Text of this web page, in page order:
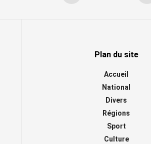
Plan du site
Accueil
National
Divers
Régions
Sport
Culture